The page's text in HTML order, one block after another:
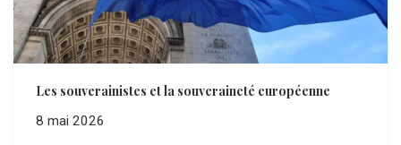
Les souverainistes et la souveraineté européenne
8 mai 2026